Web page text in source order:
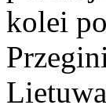
kolei